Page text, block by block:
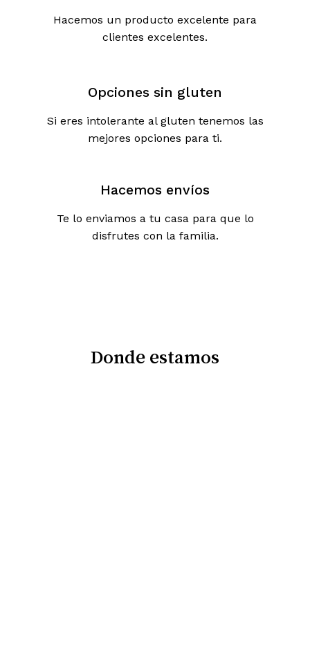
Hacemos un producto excelente para
clientes excelentes.
Opciones sin gluten
Si eres intolerante al gluten tenemos las
mejores opciones para ti.
Hacemos envíos
Te lo enviamos a tu casa para que lo
disfrutes con la familia.
Donde estamos